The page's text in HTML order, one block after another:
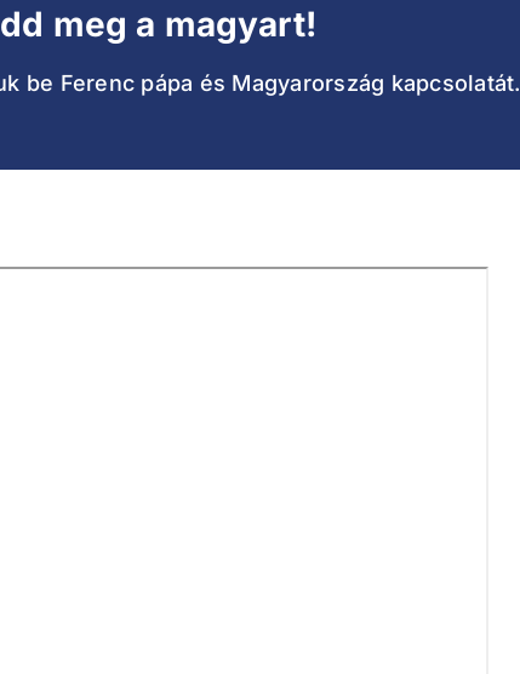
meg a magyart!
be Ferenc pápa és Magyarország kapcsolatát.